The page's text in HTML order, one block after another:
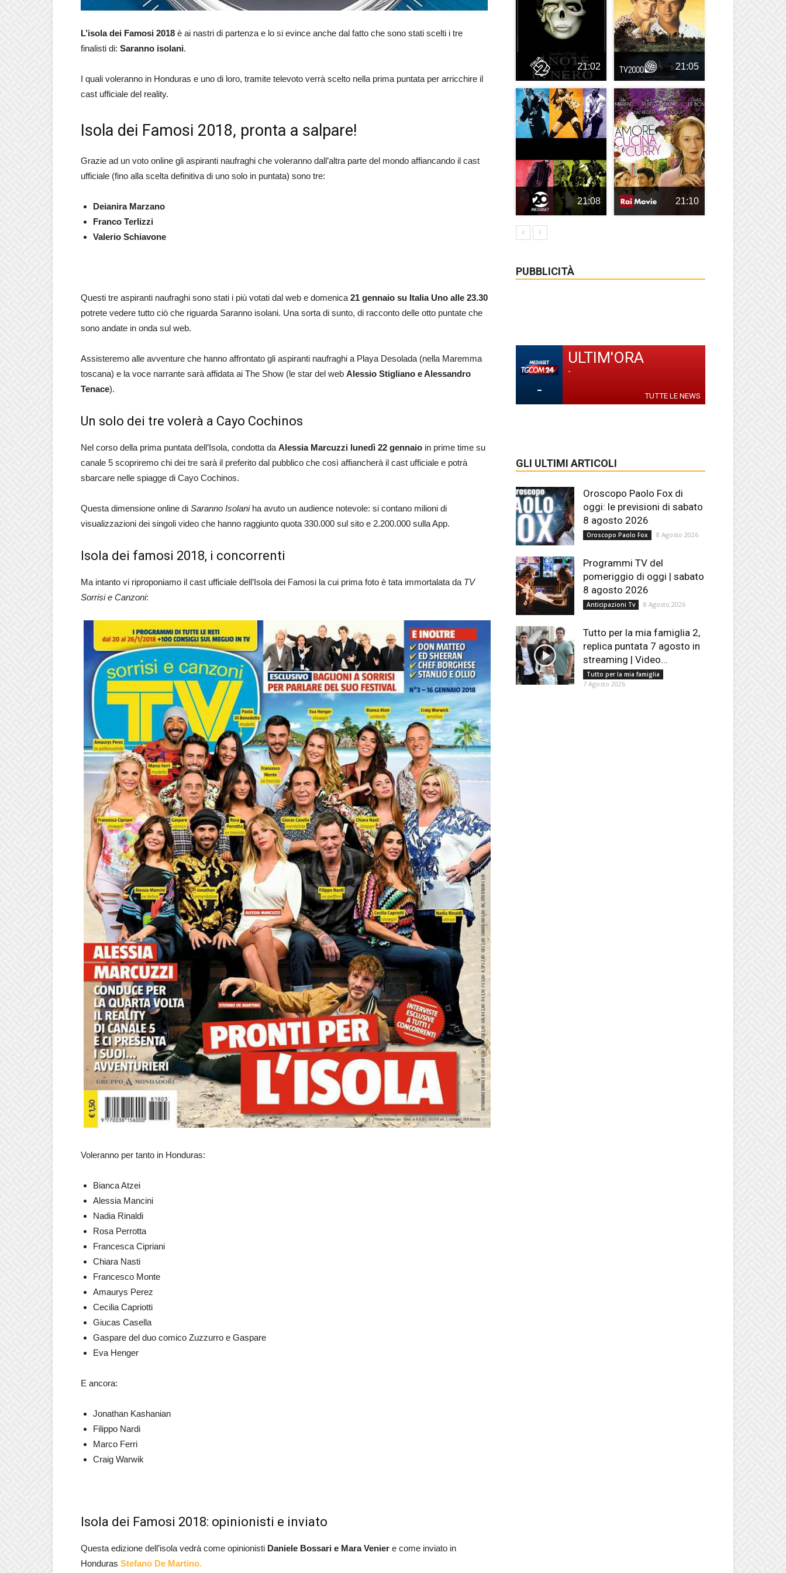
L’isola dei Famosi 2018 è ai nastri di partenza e lo si evince anche dal fatto che sono stati scelti i tre
finalisti di: Saranno isolani.
I quali voleranno in Honduras e uno di loro, tramite televoto verrà scelto nella prima puntata per arricchire il
cast ufficiale del reality.
Isola dei Famosi 2018, pronta a salpare!
Grazie ad un voto online gli aspiranti naufraghi che voleranno dall’altra parte del mondo affiancando il cast
ufficiale (fino alla scelta definitiva di uno solo in puntata) sono tre:
Deianira Marzano
Franco Terlizzi
Valerio Schiavone
Questi tre aspiranti naufraghi sono stati i più votati dal web e domenica 21 gennaio su Italia Uno alle 23.30
potrete vedere tutto ciò che riguarda Saranno isolani. Una sorta di sunto, di racconto delle otto puntate che
sono andate in onda sul web.
Assisteremo alle avventure che hanno affrontato gli aspiranti naufraghi a Playa Desolada (nella Maremma
toscana) e la voce narrante sarà affidata ai The Show (le star del web Alessio Stigliano e Alessandro
Tenace).
Un solo dei tre volerà a Cayo Cochinos
Nel corso della prima puntata dell’Isola, condotta da Alessia Marcuzzi lunedì 22 gennaio in prime time su
canale 5 scopriremo chi dei tre sarà il preferito dal pubblico che così affiancherà il cast ufficiale e potrà
sbarcare nelle spiagge di Cayo Cochinos.
Questa dimensione online di Saranno Isolaniha avuto un audience notevole: si contano milioni di
visualizzazioni dei singoli video che hanno raggiunto quota 330.000 sul sito e 2.200.000 sulla App.
Isola dei famosi 2018, i concorrenti
Ma intanto vi riproponiamo il cast ufficiale dell’Isola dei Famosi la cui prima foto è tata immortalata da TV
Sorrisi e Canzoni:
Voleranno per tanto in Honduras:
Bianca Atzei
Alessia Mancini
Nadia Rinaldi
Rosa Perrotta
Francesca Cipriani
Chiara Nasti
Francesco Monte
Amaurys Perez
Cecilia Capriotti
Giucas Casella
Gaspare del duo comico Zuzzurro e Gaspare
Eva Henger
E ancora:
Jonathan Kashanian
Filippo Nardi
Marco Ferri
Craig Warwik
Isola dei Famosi 2018: opinionisti e inviato
Questa edizione dell’isola vedrà come opinionisti Daniele Bossari e Mara Venier e come inviato in
Honduras Stefano De Martino.
21:02 21:05
21:08 21:10
PUBBLICITÀ
-
ULTIM'ORA
-
TUTTE LE NEWS
GLI ULTIMI ARTICOLI
Oroscopo Paolo Fox di
oggi: le previsioni di sabato
8 agosto 2026
Oroscopo Paolo Fox 8 Agosto 2026
Programmi TV del
pomeriggio di oggi | sabato
8 agosto 2026
Anticipazioni Tv 8 Agosto 2026
Tutto per la mia famiglia 2,
replica puntata 7 agosto in
streaming | Video...
Tutto per la mia famiglia
7 Agosto 2026